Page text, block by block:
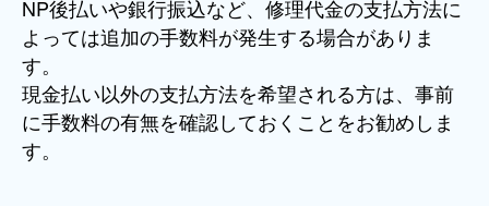
NP後払いや銀行振込など、修理代金の支払方法に
よっては追加の手数料が発生する場合がありま
す。
現金払い以外の支払方法を希望される方は、事前
に手数料の有無を確認しておくことをお勧めしま
す。